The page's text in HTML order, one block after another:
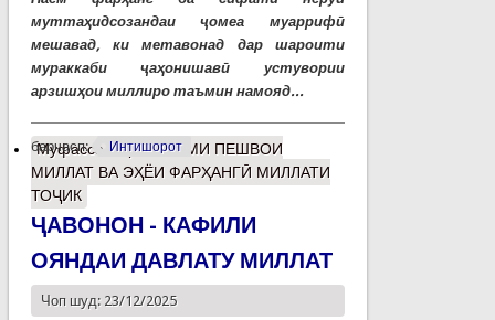
муттаҳидсозандаи ҷомеа муаррифӣ
мешавад, ки метавонад дар шароити
мураккаби ҷаҳонишавӣ устувории
арзишҳои миллиро таъмин намояд...
барчасп: Интишорот
Муфассалтаро ПАЁМИ ПЕШВОИ
МИЛЛАТ ВА ЭҲЁИ ФАРҲАНГӢ МИЛЛАТИ
ТОҶИК
ҶАВОНОН - КАФИЛИ
ОЯНДАИ ДАВЛАТУ МИЛЛАТ
Чоп шуд: 23/12/2025